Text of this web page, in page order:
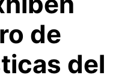
de
del